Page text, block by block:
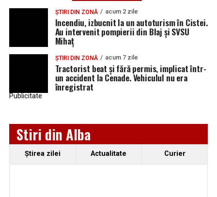
ȘTIRI DIN ZONĂ acum 2 zile
Incendiu, izbucnit la un autoturism în Cistei.
Au intervenit pompierii din Blaj și SVSU
Mihaț
ȘTIRI DIN ZONĂ acum 7 zile
Tractorist beat și fără permis, implicat într-
un accident la Cenade. Vehiculul nu era
înregistrat
Publicitate
Stiri din Alba
Ştirea zilei Actualitate Curier